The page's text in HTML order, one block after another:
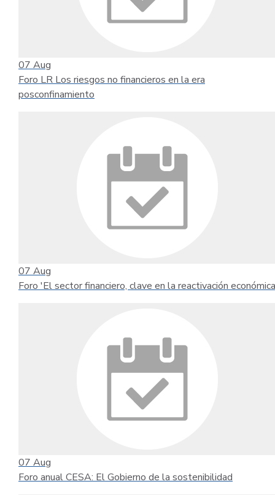
07 Aug
Foro LR Los riesgos no financieros en la era
posconfinamiento
07 Aug
Foro 'El sector financiero, clave en la reactivación
07 Aug
Foro anual CESA: El Gobierno de la sostenibilidad